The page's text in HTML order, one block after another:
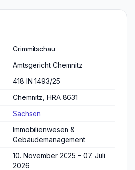
Crimmitschau
Amtsgericht Chemnitz
418 IN 1493/25
Chemnitz, HRA 8631
Sachsen
Immobilienwesen &
Gebäudemanagement
10. November 2025 – 07. Juli
2026